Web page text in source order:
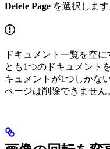
Delete Page を選択します
ドキュメント一覧を空
とも1つのドキュメント
キュメントが1つしかな
ページは削除できません